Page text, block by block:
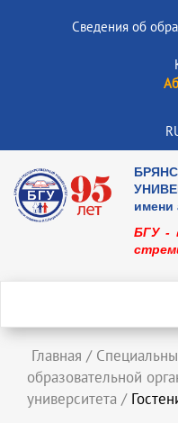
Сведения об
имени
БГУ -
Главная /
образовательной
университета /